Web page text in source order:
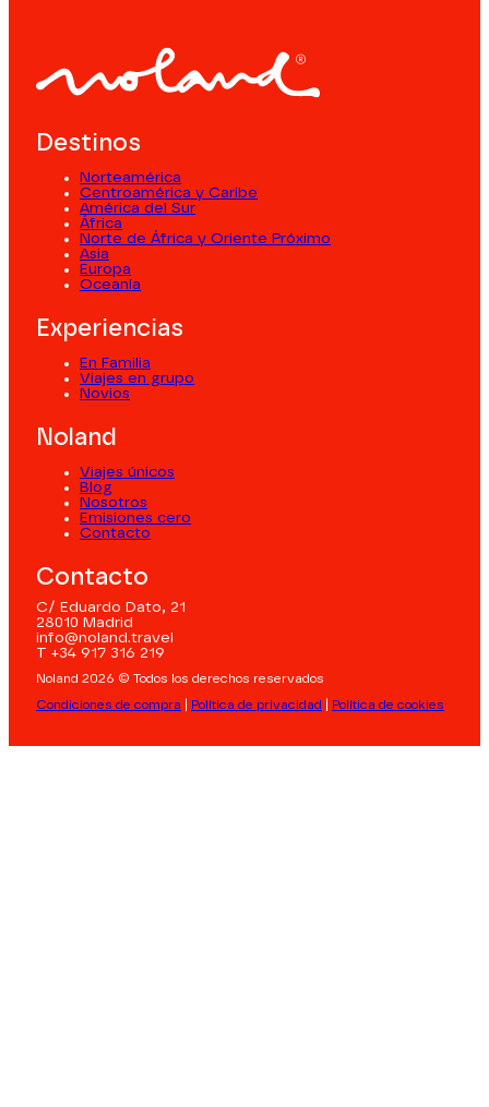
Destinos
Norteamérica
Centroamérica y Caribe
América del Sur
África
Norte de África y Oriente Próximo
Asia
Europa
Oceanía
Experiencias
En Familia
Viajes en grupo
Novios
Noland
Viajes únicos
Blog
Nosotros
Emisiones cero
Contacto
Contacto
C/ Eduardo Dato, 21
28010 Madrid
info@noland.travel
T +34 917 316 219
Noland 2026 © Todos los derechos reservados
Condiciones de compra
Política de privacidad Política de cookies